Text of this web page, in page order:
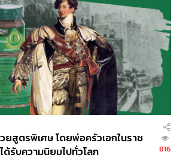
ยสูตรพิเศษ โดยพ่อครัวเอกในราช
รับความนิยมไปทั่วโลก
816